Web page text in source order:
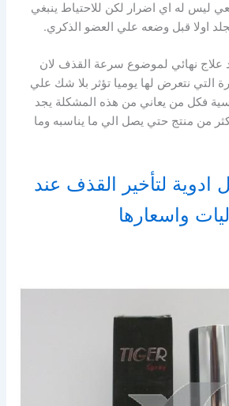
ليس له اي اضرار لكن للاحتياط ينبغي
اولا قبل وضعه علي العضو الذكري.
علاج نهائي لموضوع سرعة القذف لان
التي نتعرض لها يوميا تؤثر بلا شك علي
فكل من يعاني من هذه المشكلة يجد
من منتج حتي يصل الي ما يناسبه وما
ادوية لتأخير القذف عند
واسعارها